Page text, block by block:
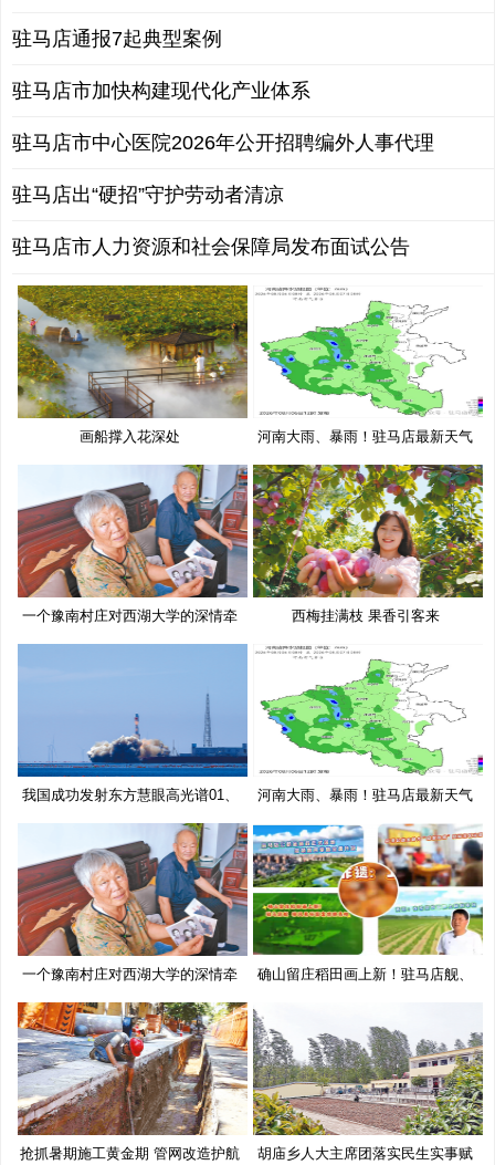
驻马店通报7起典型案例
驻马店市加快构建现代化产业体系
驻马店市中心医院2026年公开招聘编外人事代理
驻马店出“硬招”守护劳动者清凉
驻马店市人力资源和社会保障局发布面试公告
画船撑入花深处
河南大雨、暴雨！驻马店最新天气
预
一个豫南村庄对西湖大学的深情牵
挂
西梅挂满枝 果香引客来
我国成功发射东方慧眼高光谱01、
02
河南大雨、暴雨！驻马店最新天气
预
一个豫南村庄对西湖大学的深情牵
挂
确山留庄稻田画上新！驻马店舰、
抢抓暑期施工黄金期 管网改造护航 胡庙乡人大主席团落实民生实事赋